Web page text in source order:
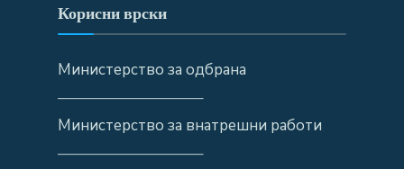
Корисни врски
Министерство за одбрана
—————————–
Министерство за внатрешни работи
—————————–